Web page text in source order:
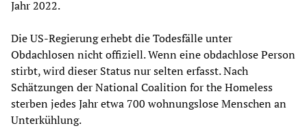
Jahr 2022.
Die US-Regierung erhebt die Todesfälle unter
Obdachlosen nicht offiziell. Wenn eine obdachlose Person
stirbt, wird dieser Status nur selten erfasst. Nach
Schätzungen der National Coalition for the Homeless
sterben jedes Jahr etwa 700 wohnungslose Menschen an
Unterkühlung.